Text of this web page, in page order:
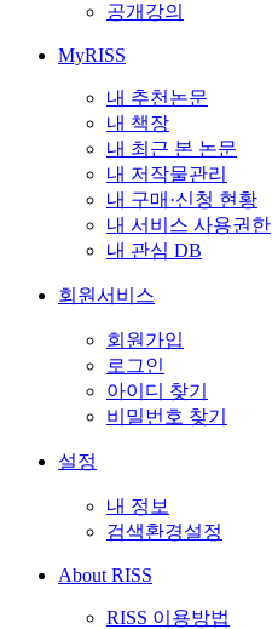
공개강의
MyRISS
내 추천논문
내 책장
내 최근 본 논문
내 저작물관리
내 구매·신청 현황
내 서비스 사용권한
내 관심 DB
회원서비스
회원가입
로그인
아이디 찾기
비밀번호 찾기
설정
내 정보
검색환경설정
About RISS
RISS 이용방법